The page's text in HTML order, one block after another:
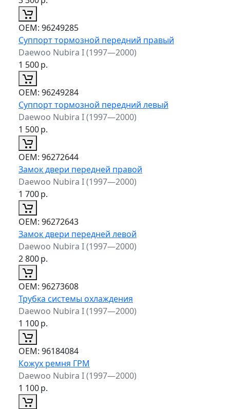
ОЕМ: 96249285
Суппорт тормозной передний правый
Daewoo Nubira I (1997—2000)
1 500р.
ОЕМ: 96249284
Суппорт тормозной передний левый
Daewoo Nubira I (1997—2000)
1 500р.
ОЕМ: 96272644
Замок двери передней правой
Daewoo Nubira I (1997—2000)
1 700р.
ОЕМ: 96272643
Замок двери передней левой
Daewoo Nubira I (1997—2000)
2 800р.
ОЕМ: 96273608
Трубка системы охлаждения
Daewoo Nubira I (1997—2000)
1 100р.
ОЕМ: 96184084
Кожух ремня ГРМ
Daewoo Nubira I (1997—2000)
1 100р.